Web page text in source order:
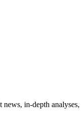
in-depth analyses,